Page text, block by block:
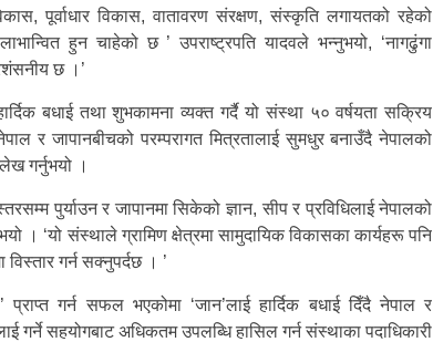
पूर्वाधार विकास, वातावरण संरक्षण, संस्कृति लगायतको रहेको
हुन चाहेको छ ’ उपराष्ट्रपति यादवले भन्नुभयो, ‘नागढुंगा
छ ।’
बधाई तथा शुभकामना व्यक्त गर्दै यो संस्था ५० वर्षयता सक्रिय
र जापानबीचको परम्परागत मित्रतालाई सुमधुर बनाउँदै नेपालको
गर्नुभयो ।
पुर्याउन र जापानमा सिकेको ज्ञान, सीप र प्रविधिलाई नेपालको
। ‘यो संस्थाले ग्रामिण क्षेत्रमा सामुदायिक विकासका कार्यहरू पनि
गर्न सक्नुपर्दछ । ’
गर्न सफल भएकोमा ‘जान’लाई हार्दिक बधाई दिँदै नेपाल र
गर्ने सहयोगबाट अधिकतम उपलब्धि हासिल गर्न संस्थाका पदाधिकारी